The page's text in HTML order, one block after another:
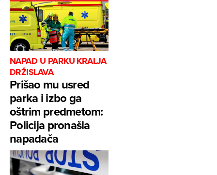
NAPAD U PARKU KRALJA
DRŽISLAVA
Prišao mu usred
parka i izbo ga
oštrim predmetom:
Policija pronašla
napadača